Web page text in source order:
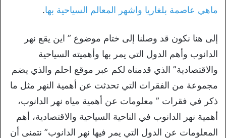
ماهي عاصمة بلغاريا واشهر المعالم السياحية بها.
إلى هنا نكون قد وصلنا إلى ختام موضوع ” اين يقع نهر
الدانوب وأهم الدول التي يمر بها وأهميته السياحية
والاقتصادية” الذي قدمناه لكم عبر موقع احلم والذي يضم
مجموعة من الفقرات التي تحدثت عن أهمية النهر مثل ما
ذكر في فقرات ” معلومات عن أهمية مياه نهر الدانوب،
أهمية نهر الدانوب في الناحية السياحية والاقتصادية، أهم
المعلومات عن الدول التي يمر فيها نهر الدانوب” نتمنى أن